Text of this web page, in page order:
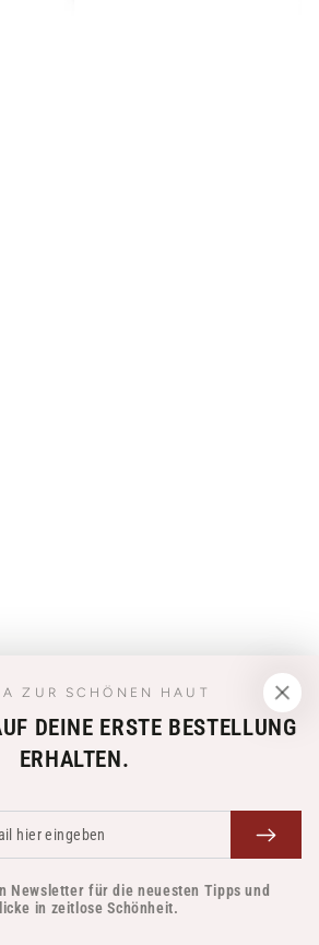
ZUR SCHÖNEN HAUT
DEINE ERSTE BESTELLUNG
ERHALTEN.
Newsletter für die neuesten Tipps und
in zeitlose Schönheit.